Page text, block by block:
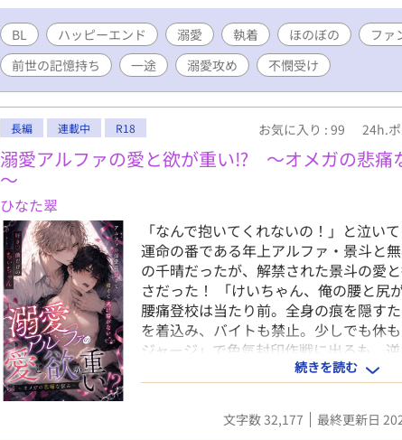
着溺愛攻め×策士から逃げられない生意
の探り合いといちゃつき多めの、デロ甘
BL ハッピーエンド 溺愛 執着 ほのぼの
ファ
前世の記憶持ち
一途 溺愛攻め 不憫受け
長編 連載中 R18 お気に入り : 99 24h.
溺愛アルファの愛と欲が重い⁉︎ ～オメガの悲痛
～
ひなた翠
「なんで抱いてくれないの！」と泣い
運命の番である年上アルファ・景斗と
の千晴だったが、解禁された景斗の愛
さだった！ 「けいちゃん、俺の腰と尻
腰痛登校は当たり前。全身の痕を隠す
を着込み、バイトも禁止。少しでも休
ジャージ」で色気封印作戦に出るも、
押してしまい完全敗北……。 過保護で
で番を貪る執着アルファ×愛されすぎ
オメガの、甘くて激しいドタバタラブ
続きを読む
文字数 32,177 最終更新日